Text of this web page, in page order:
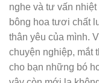
nghe và tư vấn
bông hoa tươi chất
thân yêu của mình.
chuyện nghiệp, mắt
cho bạn những bó